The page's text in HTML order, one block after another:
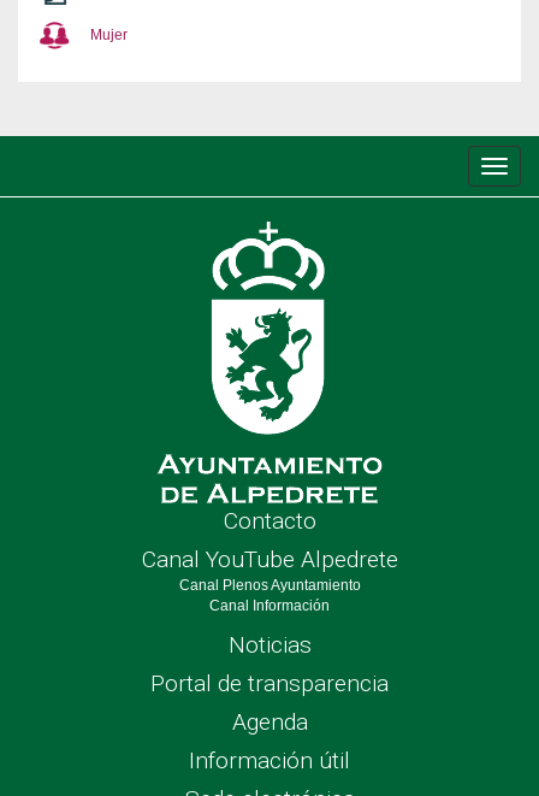
Mujer
de
Contacto
Canal YouTube Alpedrete
Canal Plenos Ayuntamiento
Canal Información
Noticias
Portal de transparencia
Agenda
Información útil